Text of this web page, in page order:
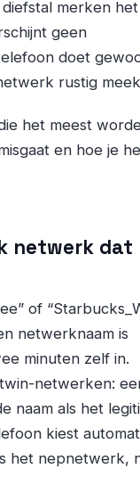
merken het
geen
doet
rustig
het meest
en hoe je
netwerk dat
of
netwerknaam is
minuten zelf in.
netwerken:
naam als het
kiest
het nepnetwerk,